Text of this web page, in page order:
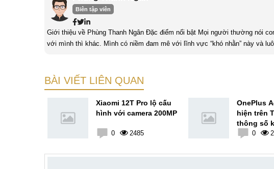
Biên tập viên
Giới thiệu về Phùng Thanh Ngân Đặc điểm nổi bật Mọi người thường nói con gái thì thường không có hứng thú về công nghệ nhưng đối
với mình thì khác. Mình có niềm đam mê với lĩnh vực “khó nhằn” này và
BÀI VIẾT LIÊN QUAN
Xiaomi 12T Pro lộ cấu
hình với camera 200MP
0 2485
OnePlus
hiện trên
thông số
0